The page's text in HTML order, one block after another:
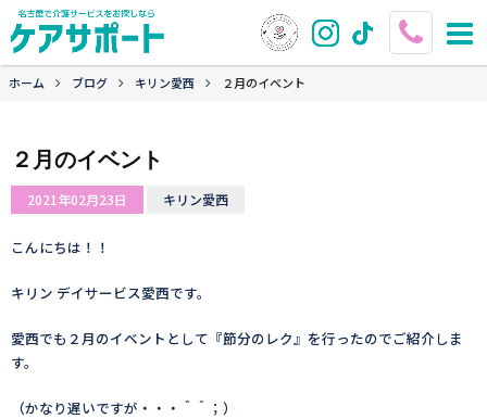
ホーム ブログ キリン愛西 ２月のイベント
２月のイベント
2021年02月23日 キリン愛西
こんにちは！！
キリン デイサービス愛西です。
愛西でも２月のイベントとして『節分のレク』を行ったのでご紹介しま
す。
（かなり遅いですが・・・＾＾；）